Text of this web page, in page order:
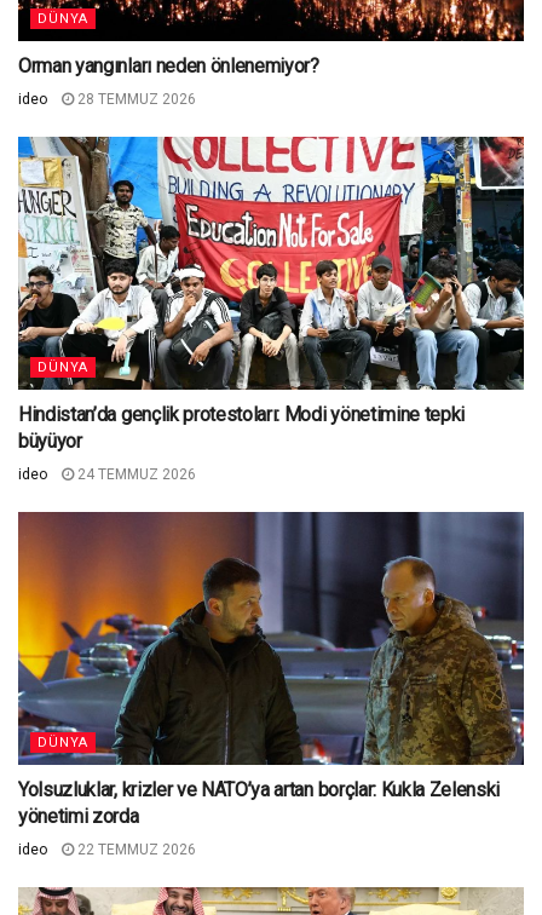
DÜNYA
Orman yangınları neden önlenemiyor?
ideo 28 TEMMUZ 2026
DÜNYA
Hindistan’da gençlik protestoları: Modi yönetimine tepki
büyüyor
ideo 24 TEMMUZ 2026
DÜNYA
Yolsuzluklar, krizler ve NATO’ya artan borçlar: Kukla Zelenski
yönetimi zorda
ideo 22 TEMMUZ 2026